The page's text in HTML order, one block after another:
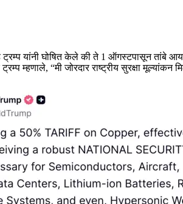
ट्रम्प यांनी घोषित केले की ते 1 ऑगस्टपासून तांबे
म्हणाले, “मी जोरदार राष्ट्रीय सुरक्षा